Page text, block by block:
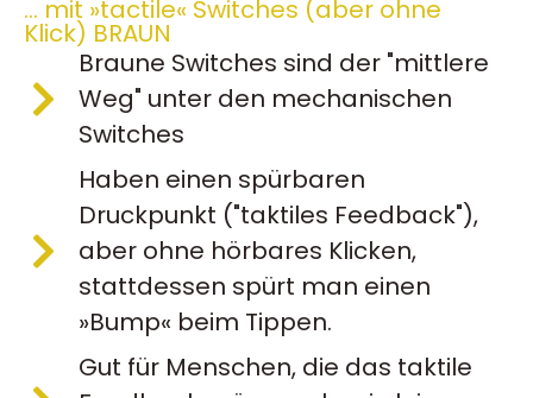
… mit »tactile« Switches (aber ohne
Klick) BRAUN
Braune Switches sind der "mittlere
Weg" unter den mechanischen
Switches
Haben einen spürbaren
Druckpunkt ("taktiles Feedback"),
aber ohne hörbares Klicken,
stattdessen spürt man einen
»Bump« beim Tippen.
Gut für Menschen, die das taktile